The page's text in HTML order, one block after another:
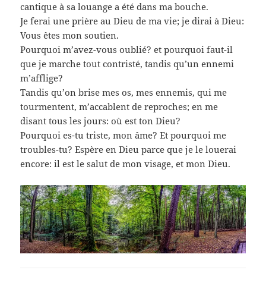
cantique à sa louange a été dans ma bouche.
Je ferai une prière au Dieu de ma vie; je dirai à Dieu:
Vous êtes mon soutien.
Pourquoi m’avez-vous oublié? et pourquoi faut-il
que je marche tout contristé, tandis qu’un ennemi
m’afflige?
Tandis qu’on brise mes os, mes ennemis, qui me
tourmentent, m’accablent de reproches; en me
disant tous les jours: où est ton Dieu?
Pourquoi es-tu triste, mon âme? Et pourquoi me
troubles-tu? Espère en Dieu parce que je le louerai
encore: il est le salut de mon visage, et mon Dieu.